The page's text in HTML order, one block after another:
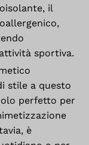
il
sportiva.
stile a questo
perfetto per
è